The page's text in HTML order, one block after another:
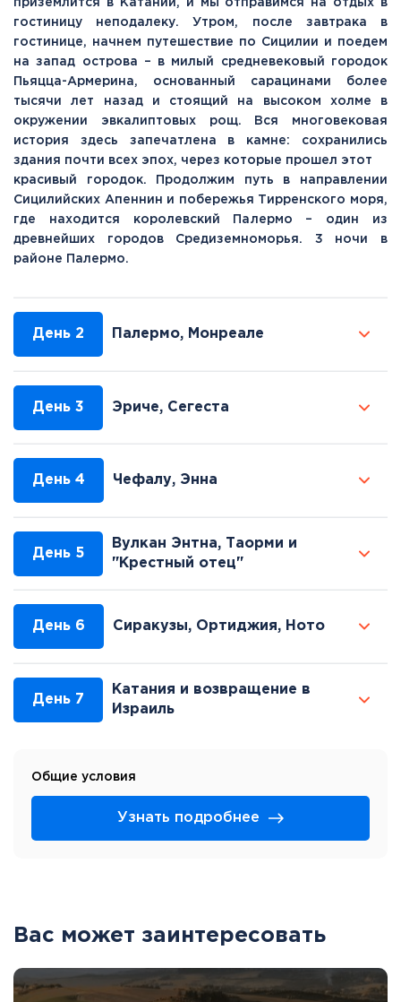
приземлится в Катании, и мы отправимся на отдых в
гостиницу неподалеку. Утром, после завтрака в
гостинице, начнем путешествие по Сицилии и поедем
на запад острова – в милый средневековый городок
Пьяцца-Армерина, основанный сарацинами более
тысячи лет назад и стоящий на высоком холме в
окружении эвкалиптовых рощ. Вся многовековая
история здесь запечатлена в камне: сохранились
здания почти всех эпох, через которые прошел этот
красивый городок. Продолжим путь в направлении
Сицилийских Апеннин и побережья Тирренского моря,
где находится королевский Палермо – один из
древнейших городов Средиземноморья. 3 ночи в
районе Палермо.
День 2 Палермо, Монреале
День 3 Эриче, Сегеста
День 4 Чефалу, Энна
День 5
Вулкан Энтна, Таорми и
"Крестный отец"
День 6 Сиракузы, Ортиджия, Ното
День 7
Катания и возвращение в
Израиль
Общие условия
Узнать подробнее
Вас может заинтересовать